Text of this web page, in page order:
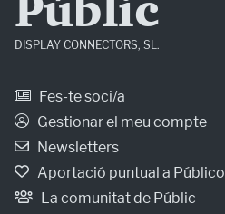
Públic
DISPLAY CONNECTORS, SL.
Fes-te soci/a
Gestionar el meu compte
Newsletters
Aportació puntual a Público
La comunitat de Públic